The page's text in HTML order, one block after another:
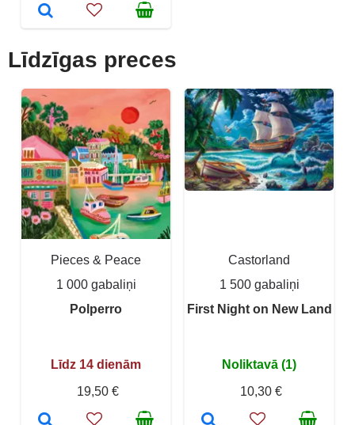
Līdzīgas preces
Pieces & Peace
1 000 gabaliņi
Polperro
Līdz 14 dienām
19,50 €
Castorland
1 500 gabaliņi
First Night on New Land
Noliktavā (1)
10,30 €